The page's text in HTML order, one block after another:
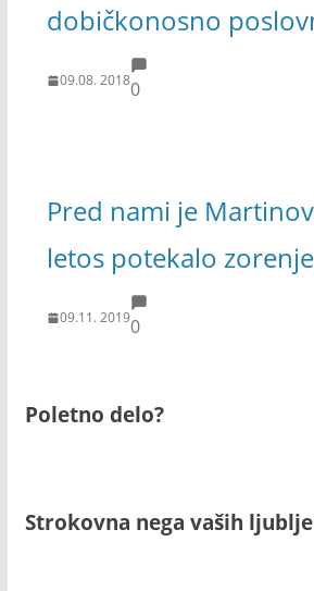
dobičkonosno
09.08. 20180
Pred nami je
letos potekalo
09.11. 20190
Poletno delo?
Strokovna nega vaših